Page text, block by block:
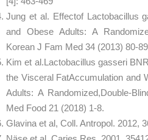
Jung et al. Effectof Lactobacillus
and Obese Adults: A
Korean J Fam Med 34 (2013) 80-
Kim et al.Lactobacillus gasseri
the Visceral FatAccumulation and
Adults: A Randomized,Double-
Med Food 21 (2018) 1-8.
Glavina et al, Coll. Antropol. 2012,